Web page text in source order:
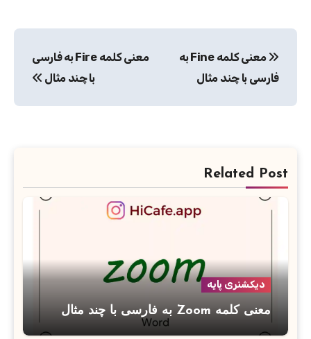
نوشته
معنی کلمه Fine به
فارسی با چند مثال
معنی کلمه Fire به فارسی
با چند مثال
Related Post
دیکشنری پایه
معنی کلمه Zoom به فارسی با چند مثال